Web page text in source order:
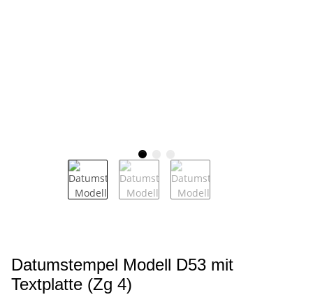
Datumstempel Modell D53 mit
Textplatte (Zg 4)